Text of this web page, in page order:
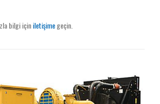
bilgi içiniletişimegeçin.